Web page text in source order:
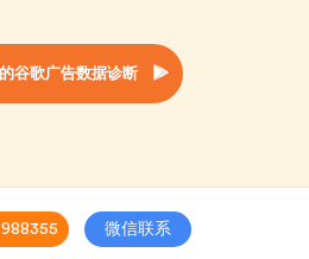
谷歌广告数据诊断
微信联系